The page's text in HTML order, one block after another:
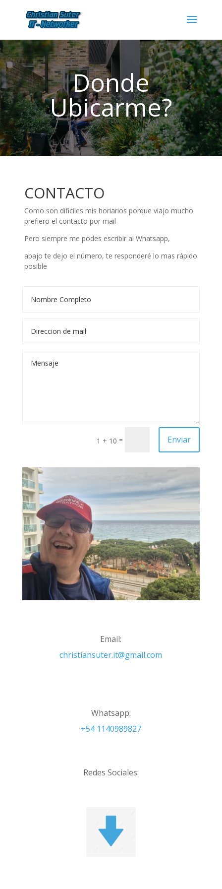
Donde
Ubicarme?
CONTACTO
Como son dificiles mis horiarios porque viajo mucho
prefiero el contacto por mail
Pero siempre me podes escribir al Whatsapp,
abajo te dejo el número, te responderé lo mas rápido
posible
1 + 10 = Enviar
Email:
christiansuter.it@gmail.com
Whatsapp:
+54 1140989827
Redes Sociales: